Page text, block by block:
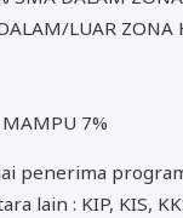
LUAR
MAMPU 7%
penerima
lain : KIP, KIS,